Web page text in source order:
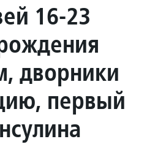
16-23
дворники
первый